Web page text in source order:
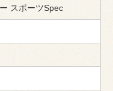
スポーツSpec